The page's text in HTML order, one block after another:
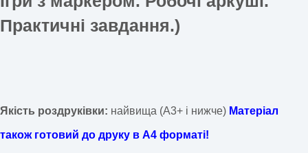
Практичні завдання.)
Якість роздруківки: найвища (А3+ і нижче) Матеріал
також готовий до друку в А4 форматі!